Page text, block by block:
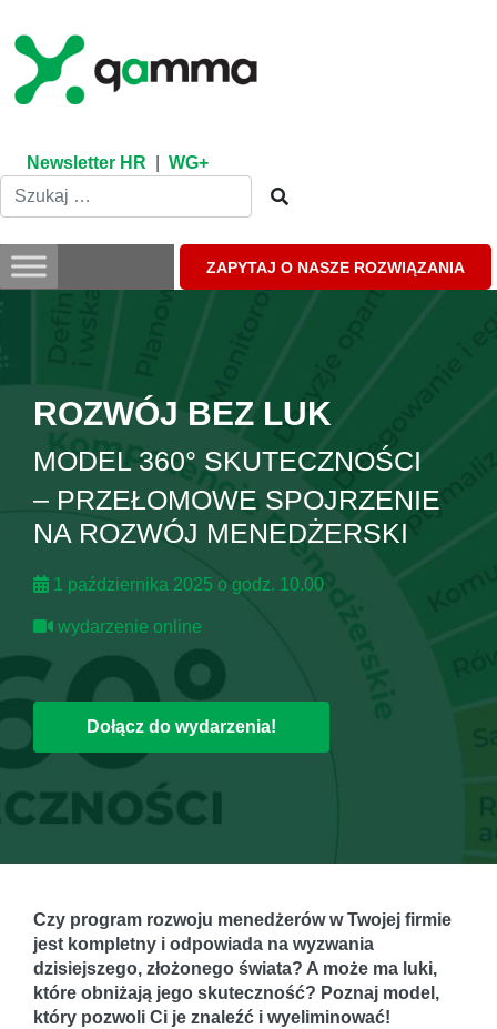
content
Newsletter HR WG+
ZAPYTAJ O NASZE ROZWIĄZANIA
ROZWÓJ BEZ LUK
MODEL 360° SKUTECZNOŚCI
– PRZEŁOMOWE SPOJRZENIE
NA ROZWÓJ MENEDŻERSKI
1 października 2025 o godz. 10.00
wydarzenie online
Dołącz do wydarzenia!
Czy program rozwoju menedżerów w Twojej firmie
jest kompletny i odpowiada na wyzwania
dzisiejszego, złożonego świata? A może ma luki,
które obniżają jego skuteczność? Poznaj model,
który pozwoli Ci je znaleźć i wyeliminować!